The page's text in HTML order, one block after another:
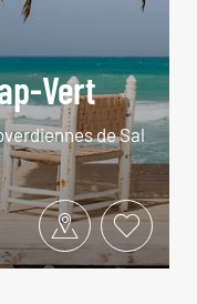
Vert
de Sal